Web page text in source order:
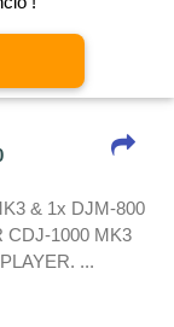
& 1x DJM-800
CDJ-1000 MK3
...